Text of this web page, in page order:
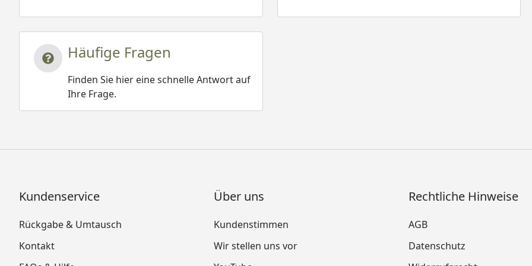
Häufige Fragen
Finden Sie hier eine schnelle Antwort auf
Ihre Frage.
Kundenservice
Rückgabe & Umtausch
Kontakt
Über uns
Kundenstimmen
Wir stellen uns vor
Rechtliche Hinweise
AGB
Datenschutz